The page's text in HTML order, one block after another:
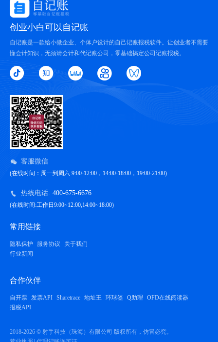
创业小白可以自记账
自记账是一款给小微企业、个体户设计的自己记账报税软件。让创业者不需要
懂会计知识，无须请会计和代记账公司，零基础搞定公司记账报税。
客服微信
(在线时间：周一到周六 9:00-12:00，14:00-18:00，19:00-21:00)
热线电话: 400-675-6676
(在线时间:工作日9:00~12:00,14:00~18:00)
常用链接
隐私保护 服务协议
关于我们
行业新闻
合作伙伴
自开票 发票API Sharetrace 地址王 环球签 Q助理
OFD在线阅读器
报税API
2018-2026 © 射手科技（珠海）有限公司 版权所有，仿冒必究。